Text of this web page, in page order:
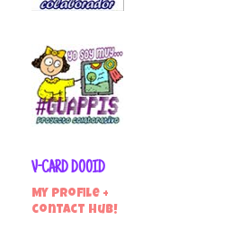
V-CARD DOOID
My profile +
contact hub!